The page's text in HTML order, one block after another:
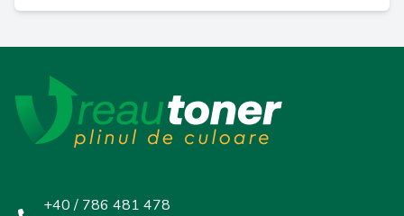
+40 / 786 481 478